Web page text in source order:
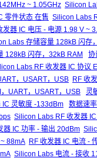
~ 1.05GHz Silicon
零件状态 在售 Silicon Labs
发器 IC 电压 - 电源 1.98 V ~
Labs 存储容量 128kB 闪存
128kB 闪存，32kB RAM
协
Labs RF 收发器 IC 协议
，USART，USB RF 收
UART，USART，USB
灵
灵敏度 -133dBm
数据速
Silicon Labs RF 收发器
器 IC 功率 - 输出 20dBm
88mA RF 收发器 IC 电流 -
Silicon Labs 电流 - 接收